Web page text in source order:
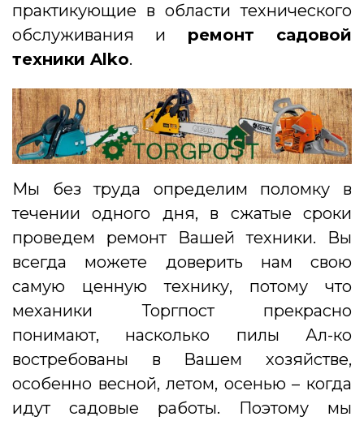
практикующие в области технического
обслуживания и ремонт садовой
техники Alko.
Мы без труда определим поломку в
течении одного дня, в сжатые сроки
проведем ремонт Вашей техники. Вы
всегда можете доверить нам свою
самую ценную технику, потому что
механики Торгпост прекрасно
понимают, насколько пилы Ал-ко
востребованы в Вашем хозяйстве,
особенно весной, летом, осенью – когда
идут садовые работы. Поэтому мы